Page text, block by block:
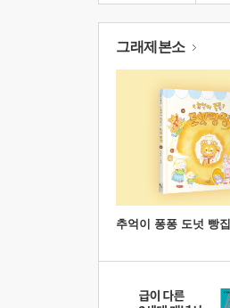
그래제본소
추억이 퐁퐁 도넛 빵집